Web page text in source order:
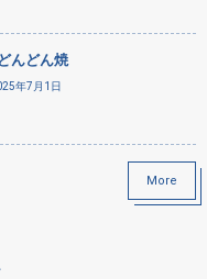
どんどん焼
年7月1日
More